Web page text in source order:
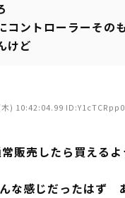
コントローラーその
けど
) 10:42:04.99 ID:Y1cTCRpp0
販売したら買える
な感じだったはず